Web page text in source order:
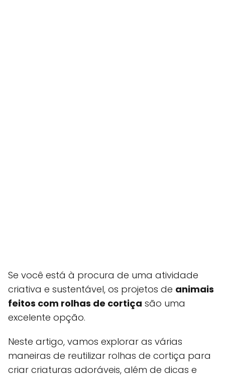
Se você está à procura de uma atividade
criativa e sustentável, os projetos de animais
feitos com rolhas de cortiça são uma
excelente opção.
Neste artigo, vamos explorar as várias
maneiras de reutilizar rolhas de cortiça para
criar criaturas adoráveis, além de dicas e